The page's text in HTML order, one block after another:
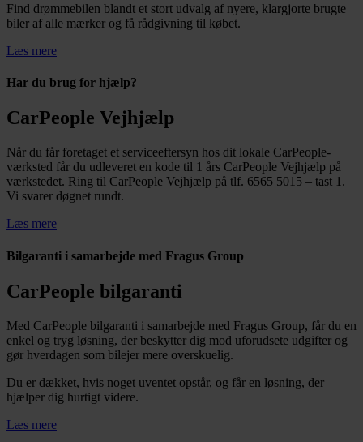
Find drømmebilen blandt et stort udvalg af nyere, klargjorte brugte
biler af alle mærker og få rådgivning til købet.
Læs mere
Har du brug for hjælp?
CarPeople Vejhjælp
Når du får foretaget et serviceeftersyn hos dit lokale CarPeople-
værksted får du udleveret en kode til 1 års CarPeople Vejhjælp på
værkstedet. Ring til CarPeople Vejhjælp på tlf. 6565 5015 – tast 1.
Vi svarer døgnet rundt.
Læs mere
Bilgaranti i samarbejde med Fragus Group
CarPeople bilgaranti
Med CarPeople bilgaranti i samarbejde med Fragus Group, får du en
enkel og tryg løsning, der beskytter dig mod uforudsete udgifter og
gør hverdagen som bilejer mere overskuelig.
Du er dækket, hvis noget uventet opstår, og får en løsning, der
hjælper dig hurtigt videre.
Læs mere